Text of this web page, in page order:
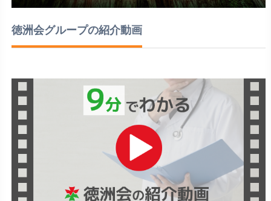
徳洲会グループの紹介動画